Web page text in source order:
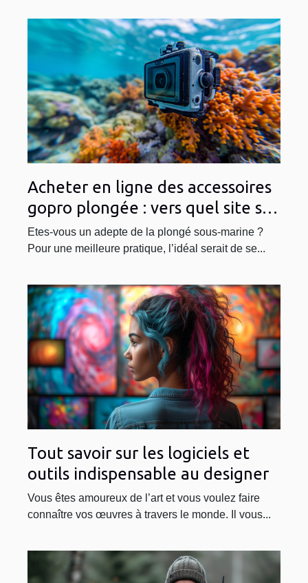
Acheter en ligne des accessoires
gopro plongée : vers quel site se
tourner ?
Etes-vous un adepte de la plongé sous-marine ?
Pour une meilleure pratique, l’idéal serait de se...
Tout savoir sur les logiciels et
outils indispensable au designer
Vous êtes amoureux de l’art et vous voulez faire
connaître vos œuvres à travers le monde. Il vous...